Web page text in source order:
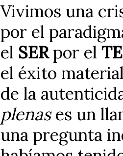
Vivimos una
por el
el SERpor el
el éxito
de la
plenases un
una pregunta